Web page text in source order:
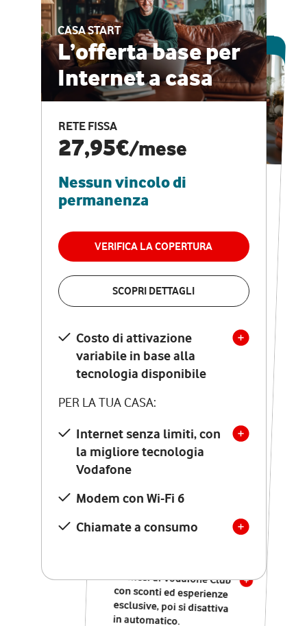
CASA START
L’offerta base per
Internet a casa
RETE FISSA
27,95€/mese
Nessun vincolo di
permanenza
VERIFICA LA COPERTURA
SCOPRI DETTAGLI
Costo di attivazione
variabile in base alla
tecnologia disponibile
PER LA TUA CASA:
Internet senza limiti, con
la migliore tecnologia
Vodafone
Modem con Wi-Fi 6
Chiamate a consumo
ESCLUSIVA ONLINE
CASA PRO
Internet veloce e
vantaggi speciali
RETE FISSA + VODAFONE CLUB
29,95€
permanenza
VERIFICA LA COPERTURA
Costo di attivazione
variabile in base alla
tecnologia disponibile
PER LA TUA CASA:
Internet senza limiti, con
la migliore tecnologia
Vodafone
Modem Seven con Wi-Fi 7
Chiamate illimitate verso
numeri fissi e mobili
nazionali
12 mesi di Vodafone Club
con sconti ed esperienze
esclusive, poi si disattiva
in automatico.